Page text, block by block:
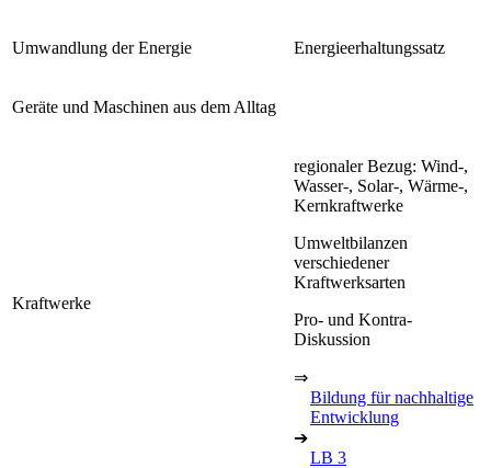
Umwandlung der Energie Energieerhaltungssatz
Geräte und Maschinen aus dem Alltag
Kraftwerke
regionaler Bezug: Wind-,
Wasser-, Solar-, Wärme-,
Kernkraftwerke
Umweltbilanzen
verschiedener
Kraftwerksarten
Pro- und Kontra-
Diskussion
⇒
Bildung für nachhaltige
Entwicklung
➔
LB 3